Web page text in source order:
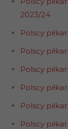
2023/24
Polscy
Polscy
Polscy
Polscy
Polscy
Polscy